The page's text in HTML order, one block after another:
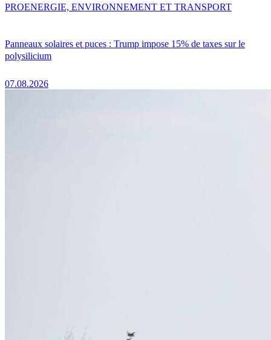
Panneaux solaires et puces : Trump impose 15% de taxes sur le
polysilicium
07.08.2026
PROENERGIE, ENVIRONNEMENT ET TRANSPORT